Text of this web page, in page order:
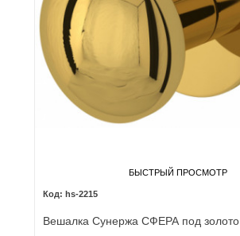
БЫСТРЫЙ ПРОСМОТР
hs-2215
Вешалка Сунержа СФЕРА под золото